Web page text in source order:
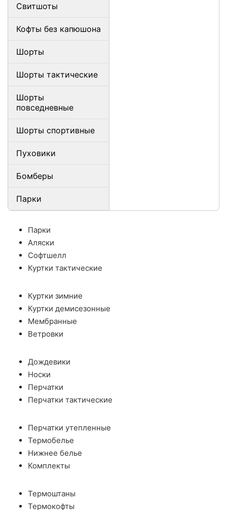
Свитшоты
Кофты без капюшона
Шорты
Шорты тактические
Шорты
повседневные
Шорты спортивные
Пуховики
Бомберы
Парки
Парки
Аляски
Софтшелл
Куртки тактические
Куртки зимние
Куртки демисезонные
Мембранные
Ветровки
Дождевики
Носки
Перчатки
Перчатки тактические
Перчатки утепленные
Термобелье
Нижнее белье
Комплекты
Термоштаны
Термокофты